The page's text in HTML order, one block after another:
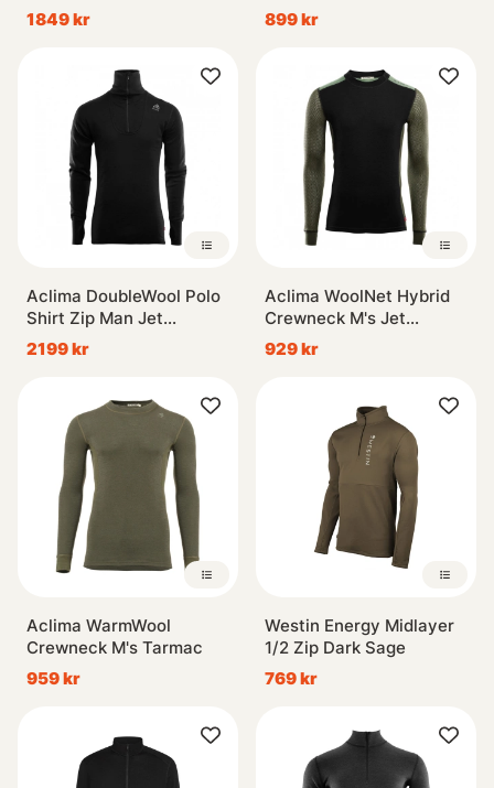
1849 kr
899 kr
Aclima DoubleWool Polo
Shirt Zip Man Jet
Black/Marengo
2199 kr
Aclima WoolNet Hybrid
Crewneck M's Jet
Black/Olive Night/Dill
929 kr
Aclima WarmWool
Crewneck M's Tarmac
959 kr
Westin Energy Midlayer
1/2 Zip Dark Sage
769 kr